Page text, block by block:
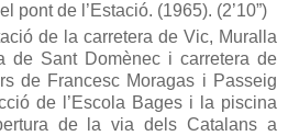
pont de l’Estació. (1965). (2’10”)
de la carretera de Vic, Muralla
de Sant Domènec i carretera de
de Francesc Moragas i Passeig
de l’Escola Bages i la piscina
de la via dels Catalans a